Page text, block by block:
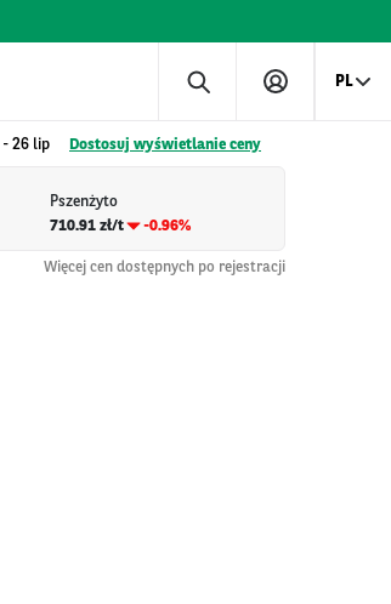
PL
- 26 lip Dostosuj wyświetlanie ceny
Pszenżyto
710.91 zł/t
-0.96%
Więcej cen dostępnych po rejestracji